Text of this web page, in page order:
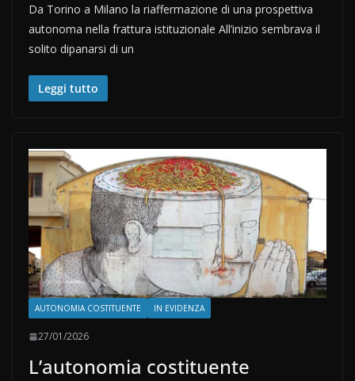
Da Torino a Milano la riaffermazione di una prospettiva
autonoma nella frattura istituzionale All’inizio sembrava il
solito dipanarsi di un
Leggi tutto
AUTONOMIA COSTITUENTE IN EVIDENZA
27/01/2026
L’autonomia costituente